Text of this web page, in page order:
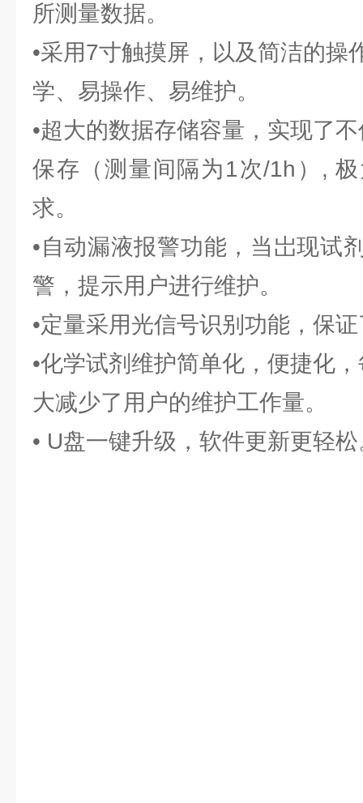
所测量数据。
•采用7寸触摸屏，以及简洁的操
学、易操作、易维护。
•超大的数据存储容量，实现了
保存（测量间隔为1次/1h）,
求。
•自动漏液报警功能，当岀现试
警，提示用户进行维护。
•定量采用光信号识别功能，保
•化学试剂维护简单化，便捷化
大减少了用户的维护工作量。
• U盘一键升级，软件更新更轻